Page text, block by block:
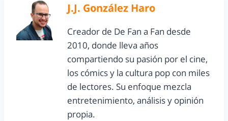
J.J. González Haro
Creador de De Fan a Fan desde
2010, donde lleva años
compartiendo su pasión por el cine,
los cómics y la cultura pop con miles
de lectores. Su enfoque mezcla
entretenimiento, análisis y opinión
propia.